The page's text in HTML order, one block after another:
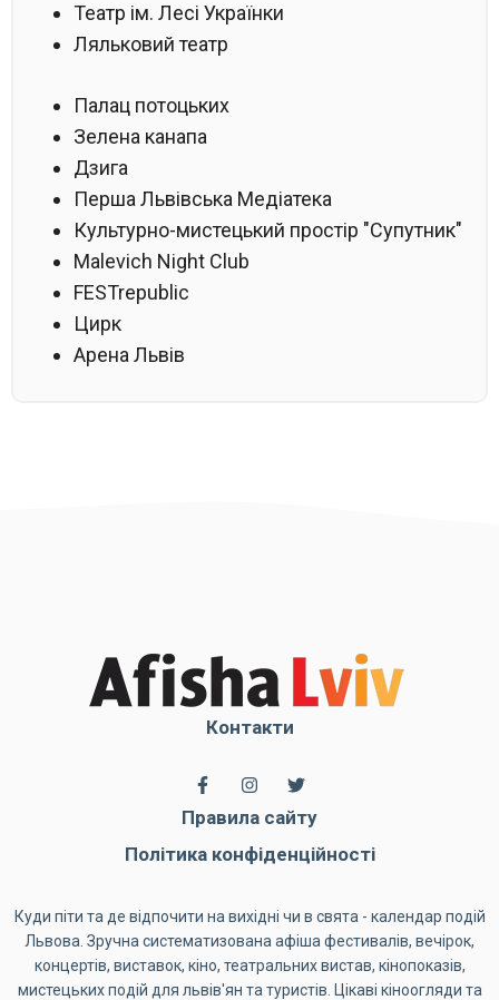
Театр ім. Лесі Українки
Ляльковий театр
Палац потоцьких
Зелена канапа
Дзига
Перша Львівська Медіатека
Культурно-мистецький простір "Супутник"
Malevich Night Club
FESTrepublic
Цирк
Арена Львів
Контакти
Правила сайту
Політика конфіденційності
Куди піти та де відпочити на вихідні чи в свята - календар подій
Львова. Зручна систематизована афіша фестивалів, вечірок,
концертів, виставок, кіно, театральних вистав, кінопоказів,
мистецьких подій для львів'ян та туристів. Цікаві кіноогляди та